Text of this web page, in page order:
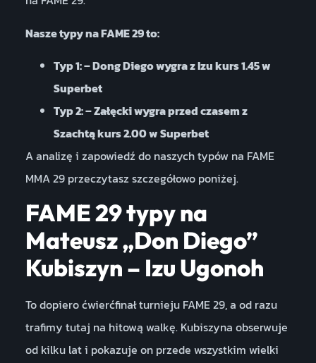
Nasze typy na FAME 29 to:
Typ 1: – Dong Diego wygra z Izu kurs 1.45 w
Superbet
Typ 2: – Załęcki wygra przed czasem z
Szachtą kurs 2.00 w Superbet
A analizę i zapowiedź do naszych typów na FAME
MMA 29 przeczytasz szczegółowo poniżej.
FAME 29 typy na
Mateusz „Don Diego”
Kubiszyn – Izu Ugonoh
To dopiero ćwierćfinał turnieju FAME 29, a od razu
trafimy tutaj na hitową walkę. Kubiszyna obserwuje
od kilku lat i pokazuje on przede wszystkim wielki